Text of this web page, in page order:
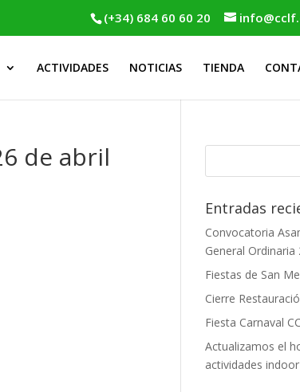
(+34) 684 60 60 20
ACTIVIDADES NOTICIAS TIENDA
de abril
Entradas
Convocatoria
General Ordinaria
Fiestas de San
Cierre
Fiesta Carnaval
Actualizamos el
actividades